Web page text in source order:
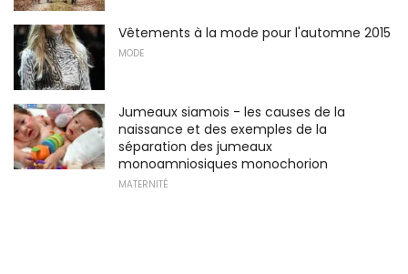
Vêtements à la mode pour l'automne 2015
MODE
Jumeaux siamois - les causes de la
naissance et des exemples de la
séparation des jumeaux
monoamniosiques monochorion
MATERNITÉ